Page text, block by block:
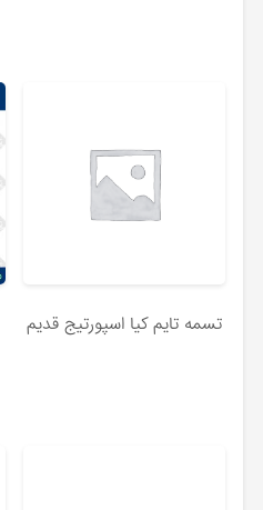
تسمه تایم کیا اسپورتیج قدیم